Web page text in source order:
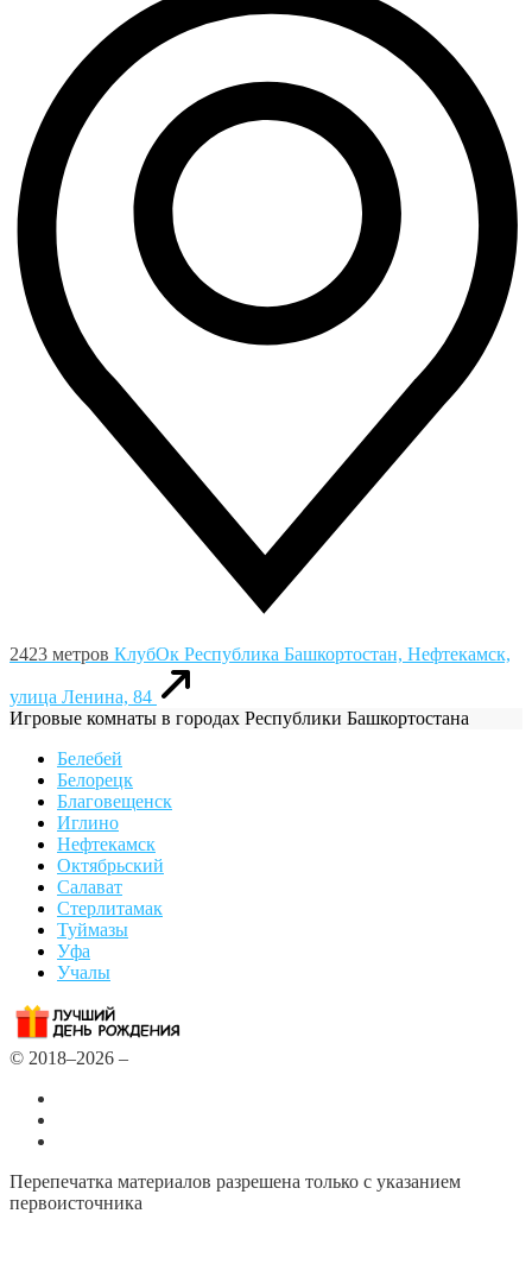
2423 метров КлубОк Республика Башкортостан, Нефтекамск,
улица Ленина, 84
Игровые комнаты в городах Республики Башкортостана
Белебей
Белорецк
Благовещенск
Иглино
Нефтекамск
Октябрьский
Салават
Стерлитамак
Туймазы
Уфа
Учалы
© 2018–2026 –
Перепечатка материалов разрешена только с указанием
первоисточника